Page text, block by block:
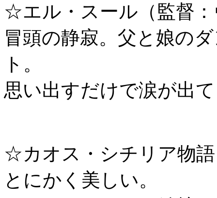
☆エル・スール（監督
冒頭の静寂。父と娘の
ト。
思い出すだけで涙が出
☆カオス・シチリア物
とにかく美しい。